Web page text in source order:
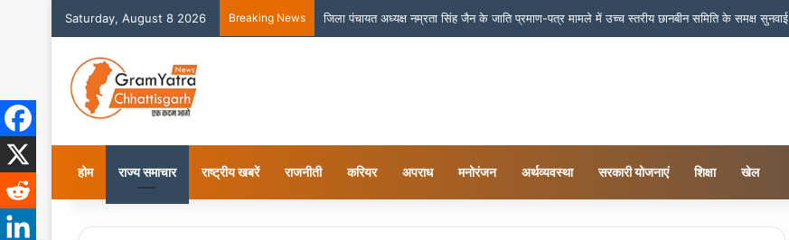
Saturday, August 8 2026 Breaking News जिला पंचायत अध्यक्ष नम्रता सिंह जैन के जाति प्रमाण-पत्र मामले में उच्च स्तरीय छानबीन समिति के समक्ष सुनवाई
होम राज्य समाचार राष्ट्रीय खबरें राजनीती करियर अपराध मनोरंजन अर्थव्यवस्था सरकारी योजनाएं शिक्षा खेल